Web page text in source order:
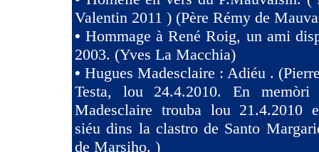
Valentin 2011 ) (Père Rémy de
•Hommage à René Roig, un ami
2003. (Yves La Macchia)
• Hugues Madesclaire : Adiéu .
Testa, lou 24.4.2010. En memòri
Madesclaire trouba lou 21.4.2010
siéu dins la clastro de Santo
de Marsiho. )